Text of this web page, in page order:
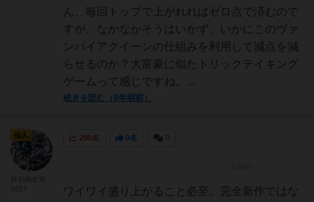
ん、毎回トップで上がれればゼロ点で済むので
すが、なかなかそうはいかず、いかにこのヴァ
ンパイアクイーンの仕組みを利用して減点を減
らせるのか？大富豪に似たトリックテイキング
ゲームって感じですね。...
続きを読む（8年弱前）
290名 0名
ワイワイ盛り上がること必至。完全新作ではな
仙人